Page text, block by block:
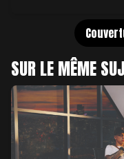
SUR LE MÊME